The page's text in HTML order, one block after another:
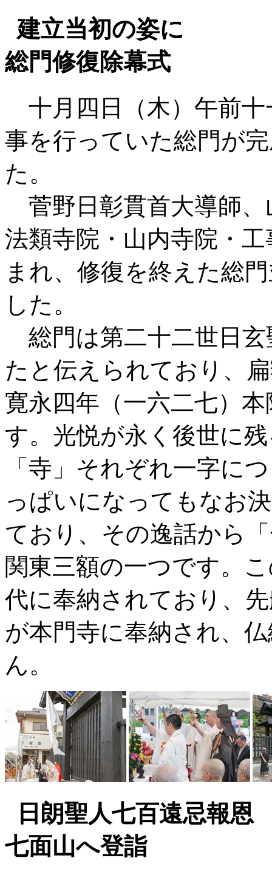
建立当初の姿に
総門修復除幕式
十月四日（木）午前十
事を行っていた総門が
た。
菅野日彰貫首大導師、
法類寺院・山内寺院・
まれ、修復を終えた総
した。
総門は第二十二世日玄
たと伝えられており、
寛永四年（一六二七）
す。光悦が永く後世に
「寺」それぞれ一字に
っぱいになってもなお
ており、その逸話から
関東三額の一つです。
代に奉納されており、
が本門寺に奉納され、
ん。
日朗聖人七百遠忌報恩
七面山へ登詣